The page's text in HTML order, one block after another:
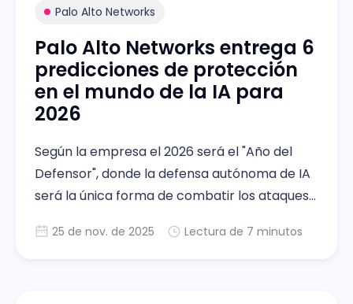
Palo Alto Networks
Palo Alto Networks entrega 6
predicciones de protección
en el mundo de la IA para
2026
Según la empresa el 2026 será el "Año del
Defensor", donde la defensa autónoma de IA
será la única forma de combatir los ataques
envenenamiento de datos y los riesgos
25 de nov. de 2025 Lectura de 7 minutos